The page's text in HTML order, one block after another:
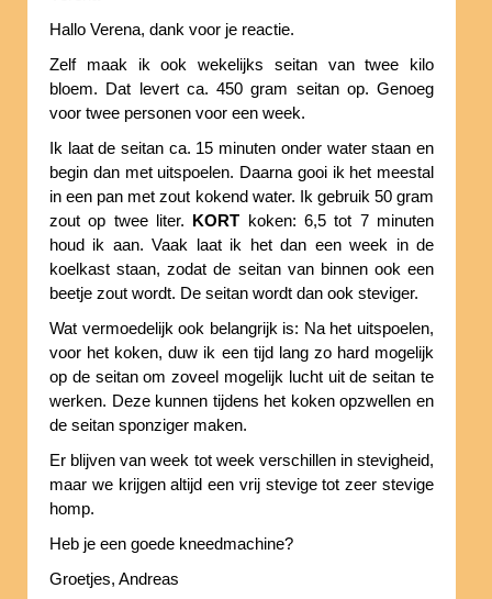
Hallo Verena, dank voor je reactie.
Zelf maak ik ook wekelijks seitan van twee kilo
bloem. Dat levert ca. 450 gram seitan op. Genoeg
voor twee personen voor een week.
Ik laat de seitan ca. 15 minuten onder water staan en
begin dan met uitspoelen. Daarna gooi ik het meestal
in een pan met zout kokend water. Ik gebruik 50 gram
zout op twee liter.
KORT koken: 6,5 tot 7 minuten
houd ik aan. Vaak laat ik het dan een week in de
koelkast staan, zodat de seitan van binnen ook een
beetje zout wordt. De seitan wordt dan ook steviger.
Wat vermoedelijk ook belangrijk is: Na het uitspoelen,
voor het koken, duw ik een tijd lang zo hard mogelijk
op de seitan om zoveel mogelijk lucht uit de seitan te
werken. Deze kunnen tijdens het koken opzwellen en
de seitan sponziger maken.
Er blijven van week tot week verschillen in stevigheid,
maar we krijgen altijd een vrij stevige tot zeer stevige
homp.
Heb je een goede kneedmachine?
Groetjes, Andreas